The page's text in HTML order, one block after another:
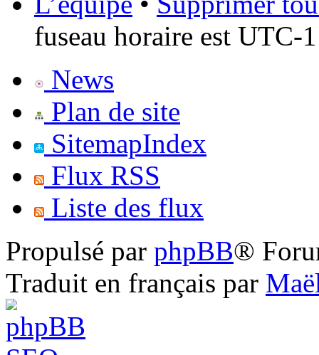
fuseau horaire est UTC-
News
Plan de site
SitemapIndex
Flux RSS
Liste des flux
Propulsé par phpBB®
Traduit en français par